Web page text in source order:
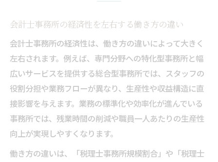
会計事務所の効率化が業務生産性を左右する理
由
会計士事務所で重要な効率化の基本とは
効率化が会計士事務所の生産性に与える効
果
実例で見る会計士事務所業務改善のポイン
ト
事務所全体の業績向上と経済性の関係性
会計士事務所で進むIT化と効率アップ
会計士事務所の経済性を左右する働き方の違い
会計士事務所の経済性は、働き方の違いによって大きく
左右されます。例えば、専門分野への特化型事務所と幅
広いサービスを提供する総合型事務所では、スタッフの
役割分担や業務フローが異なり、生産性や収益構造に直
接影響を与えます。業務の標準化や効率化が進んでいる
事務所では、残業時間の削減や職員一人あたりの生産性
向上が実現しやすくなります。
働き方の違いは、「税理士事務所規模割合」や「税理士